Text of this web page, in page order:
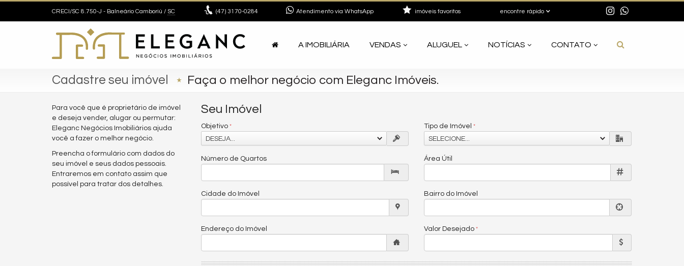
CRECI/SC 8.750-J - Balneário Camboriú / SC (47) 3170-0284 Atendimento via WhatsApp encontre rápido
imóveis favoritos
A IMOBILIÁRIA VENDAS ALUGUEL NOTÍCIAS CONTATO
Cadastre seu imóvel Faça o melhor negócio com Eleganc Imóveis.
Para você que é proprietário de imóvel
e deseja vender, alugar ou permutar:
Eleganc Negócios Imobiliários ajuda
você a fazer o melhor negócio.
Preencha o formulário com dados do
seu imóvel e seus dados pessoais.
Entraremos em contato assim que
possível para tratar dos detalhes.
Seu Imóvel
Objetivo
DESEJA...
Tipo de Imóvel
SELECIONE...
Número de Quartos Área Útil
Cidade do Imóvel Bairro do Imóvel
Endereço do Imóvel Valor Desejado